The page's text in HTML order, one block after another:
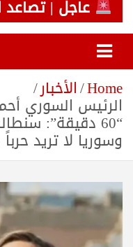
عاجل | تصاعد
Home الأخبار
الرئيس السوري
“60 دقيقة”:
وسوريا لا تريد